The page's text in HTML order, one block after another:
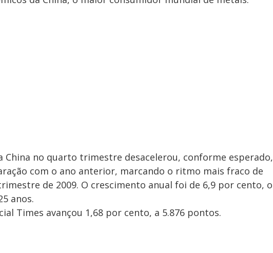
China no quarto trimestre desacelerou, conforme esperado,
com o ano anterior, marcando o ritmo mais fraco de
de 2009. O crescimento anual foi de 6,9 por cento, o
anos.
Times avançou 1,68 por cento, a 5.876 pontos.